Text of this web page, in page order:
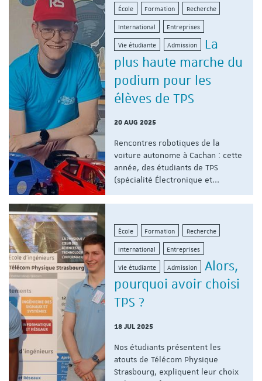
École Formation Recherche
International Entreprises
Vie étudiante Admission
La
plus haute marche du
podium pour les
élèves de TPS
20 AUG 2025
Rencontres robotiques de la
voiture autonome à Cachan : cette
année, des étudiants de TPS
(spécialité Électronique et...
École Formation Recherche
International Entreprises
Vie étudiante Admission
Alors,
pourquoi avoir choisi
TPS ?
18 JUL 2025
Nos étudiants présentent les
atouts de Télécom Physique
Strasbourg, expliquent leur choix